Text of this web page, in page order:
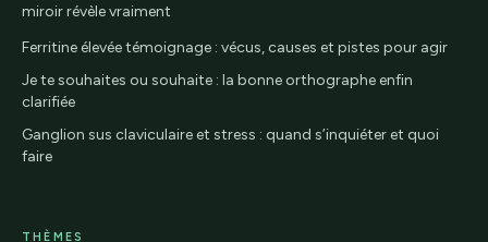
miroir révèle vraiment
Ferritine élevée témoignage : vécus, causes et pistes pour agir
Je te souhaites ou souhaite : la bonne orthographe enfin
clarifiée
Ganglion sus claviculaire et stress : quand s’inquiéter et quoi
faire
THÈMES